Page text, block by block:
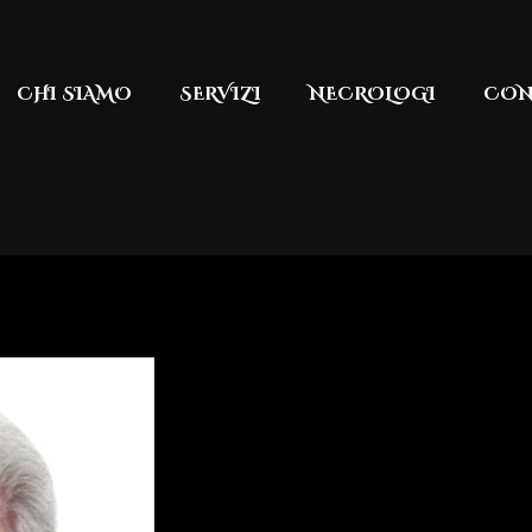
CHI SIAMO SERVIZI NECROLOGI